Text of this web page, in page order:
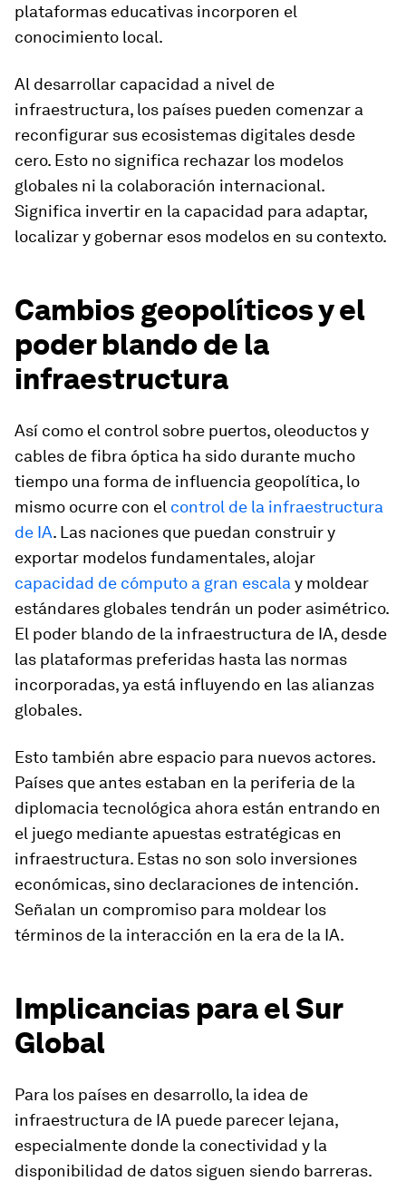
plataformas educativas incorporen el
conocimiento local.
Al desarrollar capacidad a nivel de
infraestructura, los países pueden comenzar a
reconfigurar sus ecosistemas digitales desde
cero. Esto no significa rechazar los modelos
globales ni la colaboración internacional.
Significa invertir en la capacidad para adaptar,
localizar y gobernar esos modelos en su contexto.
Cambios geopolíticos y el
poder blando de la
infraestructura
Así como el control sobre puertos, oleoductos y
cables de fibra óptica ha sido durante mucho
tiempo una forma de influencia geopolítica, lo
mismo ocurre con el control de la infraestructura
de IA. Las naciones que puedan construir y
exportar modelos fundamentales, alojar
capacidad de cómputo a gran escala y moldear
estándares globales tendrán un poder asimétrico.
El poder blando de la infraestructura de IA, desde
las plataformas preferidas hasta las normas
incorporadas, ya está influyendo en las alianzas
globales.
Esto también abre espacio para nuevos actores.
Países que antes estaban en la periferia de la
diplomacia tecnológica ahora están entrando en
el juego mediante apuestas estratégicas en
infraestructura. Estas no son solo inversiones
económicas, sino declaraciones de intención.
Señalan un compromiso para moldear los
términos de la interacción en la era de la IA.
Implicancias para el Sur
Global
Para los países en desarrollo, la idea de
infraestructura de IA puede parecer lejana,
especialmente donde la conectividad y la
disponibilidad de datos siguen siendo barreras.